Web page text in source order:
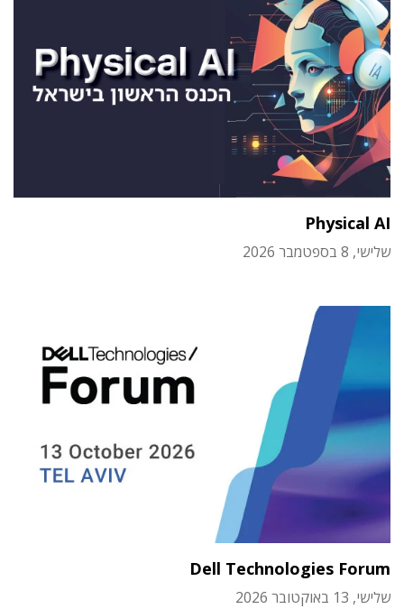
Physical AI
שלישי, 8 בספטמבר 2026
Dell Technologies Forum
שלישי, 13 באוקטובר 2026